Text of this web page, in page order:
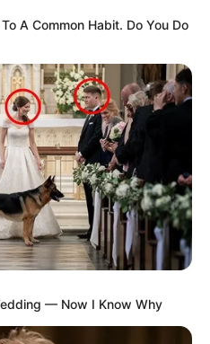
A Common Habit. Do You Do
— Now I Know Why